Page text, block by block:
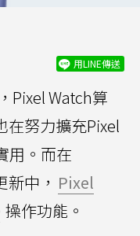
用LINE傳送
Pixel Watch算
在努力擴充Pixel
用。而在
新中， Pixel
操作功能。